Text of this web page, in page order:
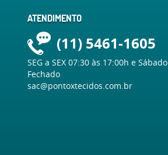
ATENDIMENTO
(11) 5461-1605
SEG a SEX 07:30 às 17:00h e Sábado
Fechado
sac@pontoxtecidos.com.br